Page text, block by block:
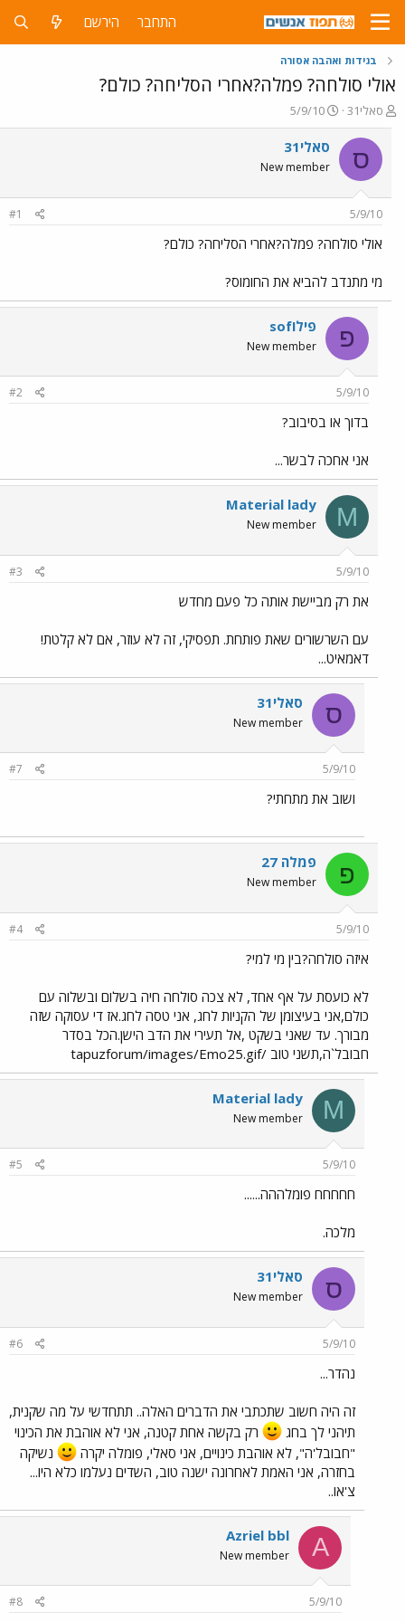
התחבר הירשם
בגידות ואהבה אסורה
אולי סולחה? פמלה?אחרי הסליחה? כולם?
פ
ו
ת
ח
ה
ו
ש
א
סאלי31
פ
ו
ר
ם
ר
ך
5/9/10
ס סאלי31
New member
5/9/10
#1
אולי סולחה? פמלה?אחרי הסליחה? כולם?
מי מתנדב להביא את החומוס?
פ פילוsof
New member
5/9/10
#2
בדוך או בסיבוב?
אני אחכה לבשר...
M
Material lady
New member
5/9/10
#3
את רק מביישת אותה כל פעם מחדש
עם השרשורים שאת פותחת. תפסיקי, זה לא עוזר, אם לא קלטת!
דאמאיט...
ס סאלי31
New member
5/9/10
#7
ושוב את מתחתי?
פ פמלה 27
New member
5/9/10
#4
איזה סולחה?בין מי למי?
לא כועסת על אף אחד, לא צכה סולחה חיה בשלום ובשלוה עם
כולם,אני בעיצומן של הקניות לחג, אני טסה לחג.אז די עסוקה שזה
מבורך. עד שאני בשקט ,אל תעירי את הדב הישן.הכל בסדר
חבובל`ה,תשני טוב /tapuzforum/images/Emo25.gif
M
Material lady
New member
5/9/10
#5
חחחחח פומלההה......
מלכה.
ס סאלי31
New member
5/9/10
#6
נהדר...
זה היה חשוב שתכתבי את הדברים האלה.. תתחדשי על מה שקנית,
תיהני לך בחג
רק בקשה אחת קטנה, אני לא אוהבת את הכינוי
"חבובל'ה", לא אוהבת כינויים, אני סאלי, פומלה יקרה
נשיקה
בחזרה, אני האמת לאחרונה ישנה טוב, השדים נעלמו כלא היו...
צ'או..
A
Azriel bbl
New member
5/9/10
#8